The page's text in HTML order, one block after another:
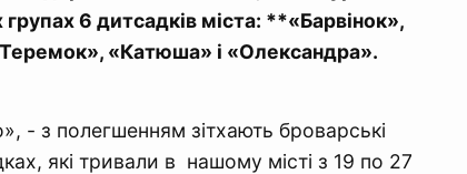
6 дитсадків міста: **«Барвінок»,
«Катюша» і «Олександра».
- з полегшенням зітхають броварські
які тривали в нашому місті з 19 по 27